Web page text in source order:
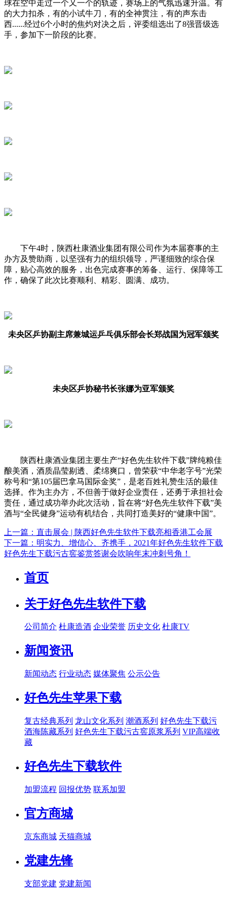
球在空中走过一个又一个的轨迹，赛场上的气氛迅速升温。有
的大力扣杀，有的小试牛刀，有的全神贯注，有的声东击
西......经过6个小时的焦灼对决之后，评委组选出了8强晋级选
手，参加下一阶段的比赛。
下午4时，陕西杜康酒业集团有限公司作为本届赛事的主
办方及赞助商，以坚强有力的组织领导，严谨细致的综合保
障，贴心高效的服务，出色完成赛事的筹备、运行、保障等工
作，确保了此次比赛顺利、精彩、圆满、成功。
未央区乒协副主席兼城运乒乓俱乐部会长郑战国为冠军颁奖
未央区乒协秘书长张娜为亚军颁奖
陕西杜康酒业集团主要生产“好色先生软件下载”牌纯粮佳
酿美酒，酒质晶莹剔透、柔绵爽口，曾荣获“中华老字号”光荣
称号和“第105届巴拿马国际金奖”，是老百姓礼赞生活的最佳
选择。作为主办方，不但善于做好企业责任，还勇于承担社会
责任，通过成功举办此次活动，旨在将“好色先生软件下载”美
酒与“全民健身”运动有机结合，共同打造美好的“健康中国”。
上一篇：直击展会 | 陕西好色先生软件下载亮相香港工会展
下一篇：明实力、增信心、齐携手，2021年好色先生软件下载
好色先生下载污古窖鉴赏答谢会吹响年末冲刺号角！
首页
关于好色先生软件下载
公司简介 杜康造酒 企业荣誉 历史文化 杜康TV
新闻资讯
新闻动态 行业动态 媒体聚焦 公示公告
好色先生苹果下载
复古经典系列 龙山文化系列 潮酒系列 好色先生下载污
酒海陈藏系列 好色先生下载污古窖原浆系列 VIP高端收
藏
好色先生下载软件
加盟流程 回报优势 联系加盟
官方商城
京东商城 天猫商城
党建先锋
支部党建 党建新闻